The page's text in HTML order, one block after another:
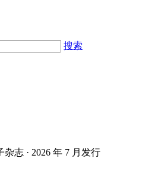
搜索
杂志 · 2026 年 7 月发行